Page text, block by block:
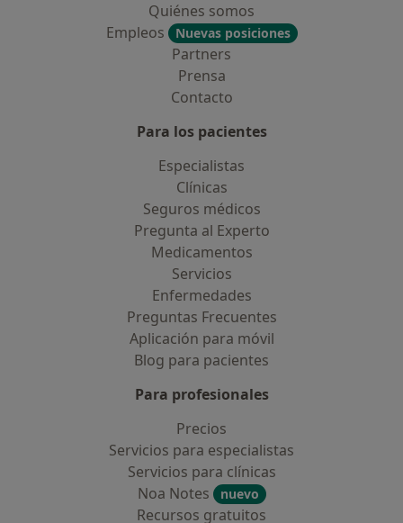
Quiénes somos
Empleos
Nuevas posiciones
Partners
Prensa
Contacto
Para los pacientes
Especialistas
Clínicas
Seguros médicos
Pregunta al Experto
Medicamentos
Servicios
Enfermedades
Preguntas Frecuentes
Aplicación para móvil
Blog para pacientes
Para profesionales
Precios
Servicios para especialistas
Servicios para clínicas
Noa Notes
nuevo
Recursos gratuitos